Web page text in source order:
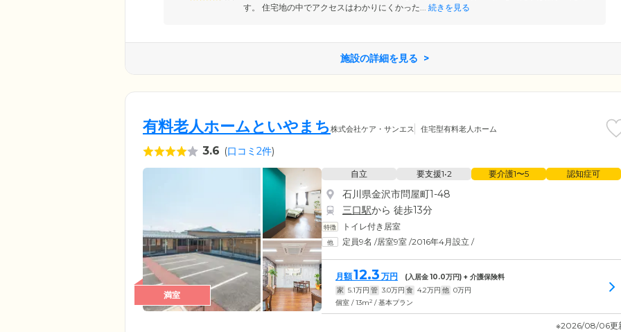
す。 住宅地の中でアクセスはわかりにくかった...
続きを見る
施設の詳細を見る
有料老人ホームといやまち 株式会社ケア・サンエス 住宅型有料老人ホーム
3.6 (口コミ2件)
満室
自立 要支援1•2 要介護1〜5 認知症可
石川県金沢市問屋町1-48
三口駅から 徒歩13分
トイレ付き居室
定員9名 /居室9室 /2016年4月設立 /
月額12.3 万円 (入居金10.0万円) + 介護保険料
家 5.1万円 管 3.0万円 食 4.2万円 他 0万円
個室 / 13m2 / 基本プラン
※2026/08/06更